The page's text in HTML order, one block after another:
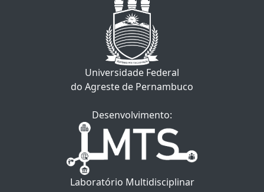
Universidade Federal
do Agreste de Pernambuco
Desenvolvimento:
Laboratório Multidisciplinar